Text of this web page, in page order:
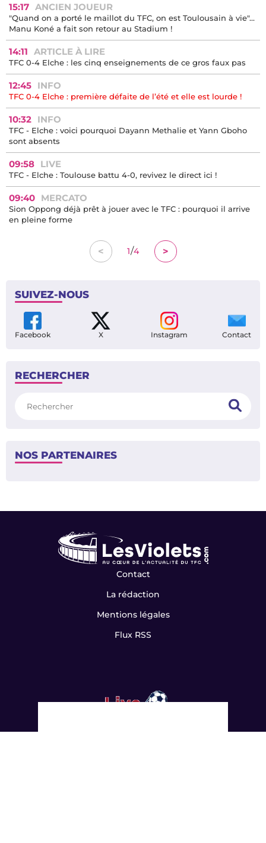
15:17 ANCIEN JOUEUR
"Quand on a porté le maillot du TFC, on est Toulousain à vie"...
Manu Koné a fait son retour au Stadium !
14:11 ARTICLE À LIRE
TFC 0-4 Elche : les cinq enseignements de ce gros faux pas
12:45 INFO
TFC 0-4 Elche : première défaite de l’été et elle est lourde !
10:32 INFO
TFC - Elche : voici pourquoi Dayann Methalie et Yann Gboho
sont absents
09:58 LIVE
TFC - Elche : Toulouse battu 4-0, revivez le direct ici !
09:40 MERCATO
Sion Oppong déjà prêt à jouer avec le TFC : pourquoi il arrive
en pleine forme
< 1/4 >
SUIVEZ-NOUS
Facebook X Instagram Contact
RECHERCHER
NOS PARTENAIRES
Contact
La rédaction
Mentions légales
Flux RSS